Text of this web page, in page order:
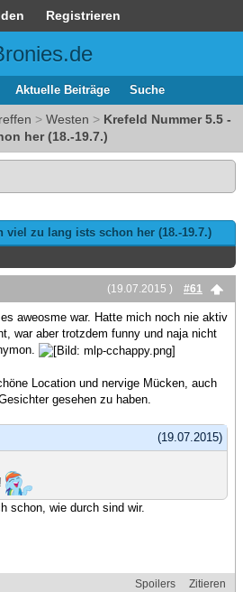
Registrieren
Aktuelle Beiträge Suche
> Westen > Krefeld Nummer 5.5 -
her (18.-19.7.)
viel zu lang ists schon her (18.-19.7.)
(19.07.2015 ) #61
aweosme war. Hatte mich noch nie aktiv
war aber trotzdem funny und naja nicht
Location und nervige Mücken, auch
gesehen zu haben.
(19.07.2015)
schon, wie durch sind wir.
Spoilers
Zitieren